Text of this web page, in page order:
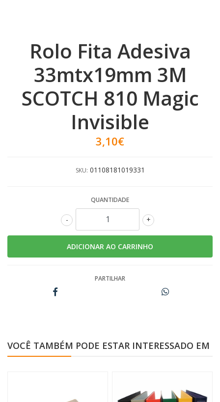
Rolo Fita Adesiva
33mtx19mm 3M
SCOTCH 810 Magic
Invisible
3,10€
SKU: 01108181019331
QUANTIDADE
+
-
PARTILHAR
VOCÊ TAMBÉM PODE ESTAR INTERESSADO EM